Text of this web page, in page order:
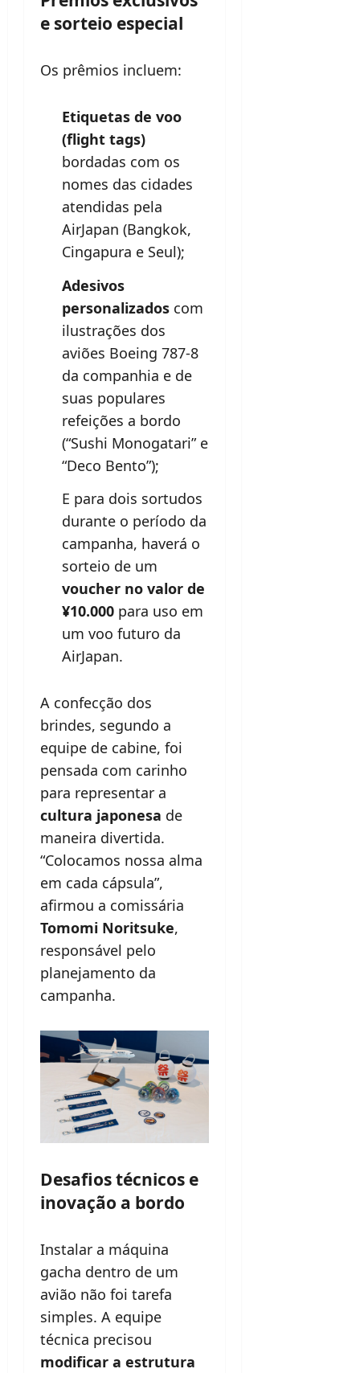
e sorteio especial
Os prêmios incluem:
Etiquetas de voo
(flight tags)
bordadas com os
nomes das cidades
atendidas pela
AirJapan (Bangkok,
Cingapura e Seul);
Adesivos
personalizados com
ilustrações dos
aviões Boeing 787-8
da companhia e de
suas populares
refeições a bordo
(“Sushi Monogatari” e
“Deco Bento”);
E para dois sortudos
durante o período da
campanha, haverá o
sorteio de um
voucher no valor de
¥10.000 para uso em
um voo futuro da
AirJapan.
A confecção dos
brindes, segundo a
equipe de cabine, foi
pensada com carinho
para representar a
cultura japonesa de
maneira divertida.
“Colocamos nossa alma
em cada cápsula”,
afirmou a comissária
Tomomi Noritsuke,
responsável pelo
planejamento da
campanha.
Desafios técnicos e
inovação a bordo
Instalar a máquina
gacha dentro de um
avião não foi tarefa
simples. A equipe
técnica precisou
modificar a estrutura